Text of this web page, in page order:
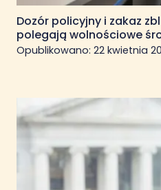
Dozór policyjny i zakaz
polegają wolnościowe
Opublikowano: 22 kwietnia